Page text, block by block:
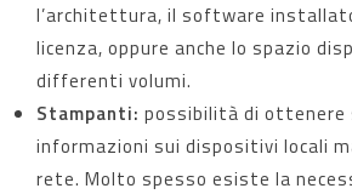
l’architettura, il software
licenza, oppure anche lo spazio
differenti volumi.
Stampanti: possibilità di ottenere
informazioni sui dispositivi locali
rete. Molto spesso esiste la